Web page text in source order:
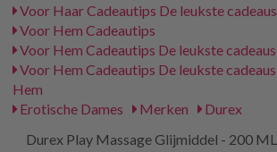
Voor Haar Cadeautips De leukste cadeaus
Voor Hem Cadeautips
Voor Hem Cadeautips De leukste cadeaus
Voor Hem Cadeautips De leukste
Hem
Erotische Dames
Merken
Durex
Durex Play Massage Glijmiddel - 200 ML